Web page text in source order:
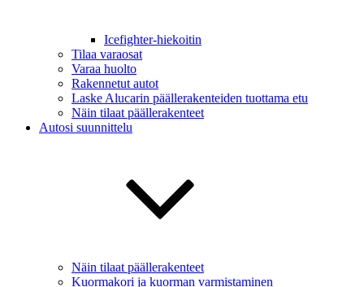
Icefighter-hiekoitin
Tilaa varaosat
Varaa huolto
Rakennetut autot
Laske Alucarin päällerakenteiden tuottama etu
Näin tilaat päällerakenteet
Autosi suunnittelu
Näin tilaat päällerakenteet
Kuormakori ja kuorman varmistaminen